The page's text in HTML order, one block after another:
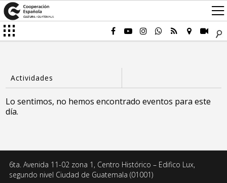
Lo sentimos, no hemos encontrado eventos para este
día.
6ta. Avenida 11-02 zona 1, Centro Histórico – Edifico Lux,
segundo nivel Ciudad de Guatemala (01001)